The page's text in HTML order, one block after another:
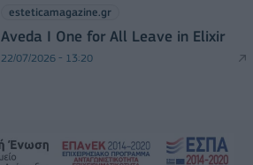
esteticamagazine.gr
Aveda I One for All Leave in Elixir
22/07/2026 - 13:20